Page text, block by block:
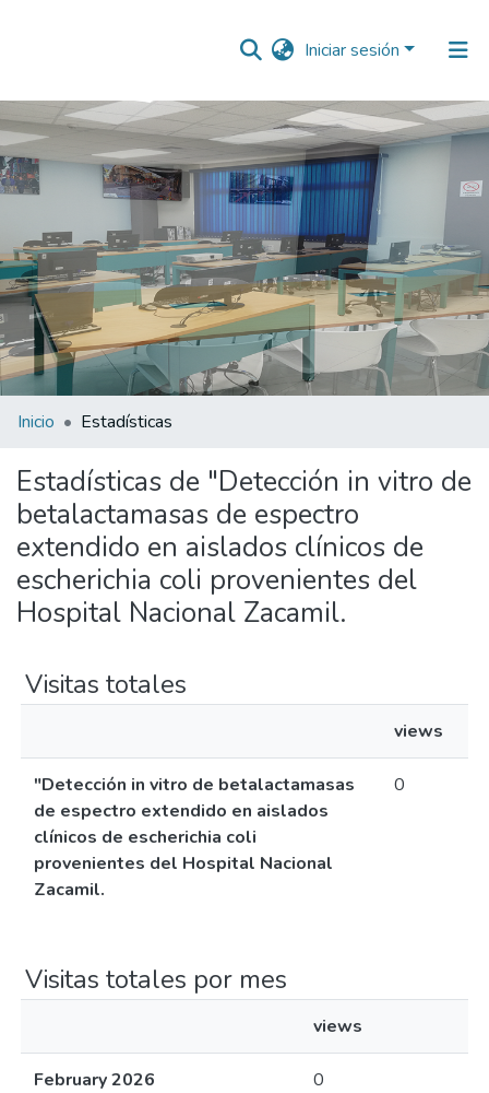
Iniciar sesión
Comunidades
Todo DSpace
Inicio Estadísticas
Estadísticas de "Detección in vitro de
betalactamasas de espectro
extendido en aislados clínicos de
escherichia coli provenientes del
Hospital Nacional Zacamil.
Visitas totales
views
"Detección in vitro de betalactamasas
de espectro extendido en aislados
clínicos de escherichia coli
provenientes del Hospital Nacional
Zacamil.
0
Visitas totales por mes
views
February 2026 0